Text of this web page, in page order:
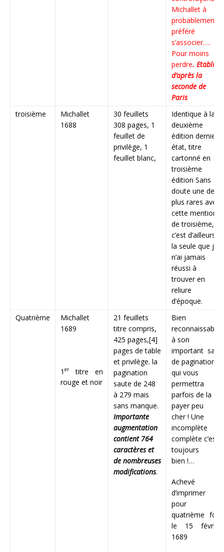
Michallet à
probablement
préféré
s’associer….
Pour moins
perdre. Etabli
d’après la
seconde de
Paris
troisième
Michallet
1688
30 feuillets
308 pages, 1
feuillet de
privilège, 1
feuillet blanc,
Identique à la
deuxième
édition dernier
état, titre
cartonné en
troisième
édition Sans
doute une des
plus rares avec
cette mention
de troisième,
c’est d’ailleurs
la seule que je
n’ai jamais
réussi à
trouver en
reliure
d’époque.
Quatrième
Michallet
1689
1 ertitre en
rouge et noir
21 feuillets
titre compris,
425 pages,[4]
pages de table
et privilège. la
pagination
saute de 248
à 279 mais
sans manque.
Importante
augmentation
contient 764
caractères et
de nombreuses
modifications.
Bien
reconnaissable
à son
important saut
de pagination,
qui vous
permettra
parfois de la
payer peu
cher ! Une
incomplète
complète c’est
toujours
bien !…
Achevé
d’imprimer
pour la
quatrième fois
le 15 février
1689